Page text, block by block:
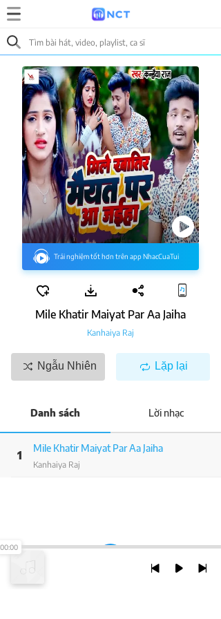
Trải nghiệm tốt hơn trên app NhacCuaTui
Mile Khatir Maiyat Par Aa Jaiha
Kanhaiya Raj
Ngẫu Nhiên Lặp lại
Danh sách Lời nhạc
1
Mile Khatir Maiyat Par Aa Jaiha
Kanhaiya Raj
00:00